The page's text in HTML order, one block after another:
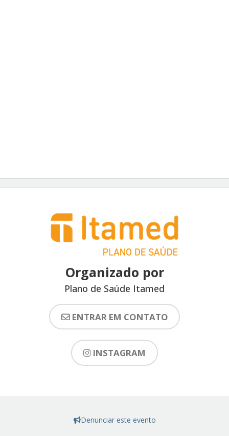
Organizado por
Plano de Saúde Itamed
ENTRAR EM CONTATO
INSTAGRAM
Denunciar este evento